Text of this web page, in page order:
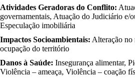
Atividades Geradoras do Conflito:
governamentais, Atuação do Judiciário e/
Especulação imobiliária
Impactos Socioambientais: Alteração no
ocupação do território
Danos à Saúde: Insegurança alimentar,
Violência – ameaça, Violência – coação